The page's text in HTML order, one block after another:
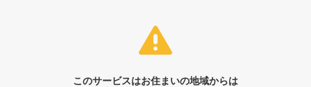
このサービスはお住まいの地域からは